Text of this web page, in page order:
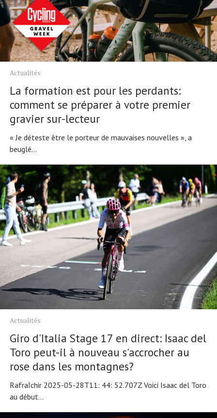
Actualités
La formation est pour les perdants:
comment se préparer à votre premier
gravier sur-lecteur
« Je déteste être le porteur de mauvaises nouvelles », a
beuglé...
Actualités
Giro d'Italia Stage 17 en direct: Isaac del
Toro peut-il à nouveau s'accrocher au
rose dans les montagnes?
Rafraîchir 2025-05-28T11: 44: 52.707Z Voici Isaac del Toro
au début...